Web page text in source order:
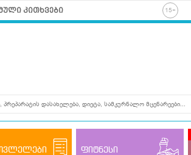
კითხვები
ფიტნესი